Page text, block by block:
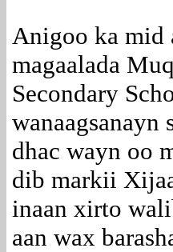
Anigoo ka mid
magaalada
Secondary
wanaagsanayn
dhac wayn oo
dib markii
inaan xirto
aan wax